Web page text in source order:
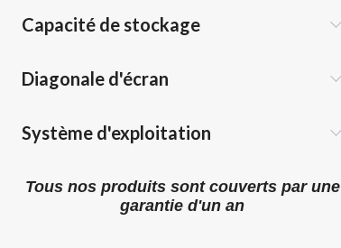
Capacité de stockage
Diagonale d'écran
Système d'exploitation
Tous nos produits sont couverts par une
garantie d'un an